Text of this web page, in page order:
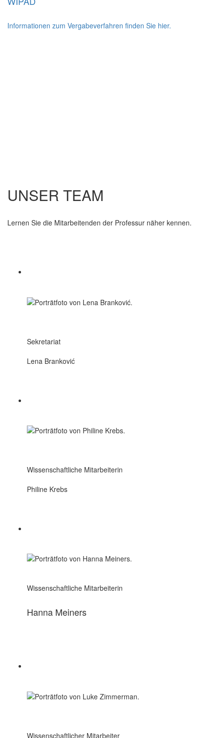
Informationen zum Vergabeverfahren finden Sie hier.
UNSER TEAM
Lernen Sie die Mitarbeitenden der Professur näher kennen.
Sekretariat
Lena Branković
Wissenschaftliche Mitarbeiterin
Philine Krebs
Wissenschaftliche Mitarbeiterin
Hanna Meiners
Wissenschaftlicher Mitarbeiter